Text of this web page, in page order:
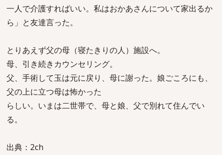
一人で介護すればいい。私はおかあさんについて家出るか
ら」と友達言った。
とりあえず父の母（寝たきりの人）施設へ。
母、引き続きカウンセリング。
父、手術して玉は元に戻り、母に謝った。娘ごころにも、
父の上に立つ母は怖かった
らしい。いまは二世帯で、母と娘、父で別れて住んでい
る。
出典：2ch